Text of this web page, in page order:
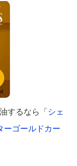
するなら「 シェ
ーゴールドカー